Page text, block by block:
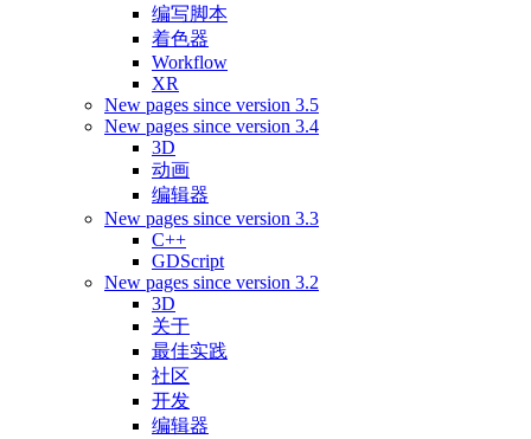
编写脚本
着色器
Workflow
XR
New pages since version 3.5
New pages since version 3.4
3D
动画
编辑器
New pages since version 3.3
C++
GDScript
New pages since version 3.2
3D
关于
最佳实践
社区
开发
编辑器